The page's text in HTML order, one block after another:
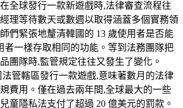
全球發行一款新遊戲時,法律審查流程往
理等待數天或數週以取得涵蓋多個實務領
們緊張地釐清韓國的 13 歲使用者是否能
者一樣存取相同的功能。等到法務團隊把
團隊時,監管規定往往又發生了變化。
法管轄區發行一款遊戲,意味著數月的法律
費用。僅在過去兩年間,全球最大的一些
童隱私法支付了超過 20 億美元的罰款。